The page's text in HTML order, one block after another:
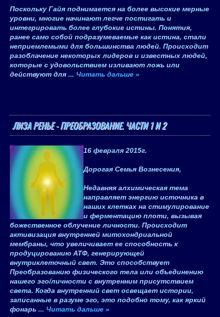
Поскольку Гайя поднимается на более высокие мерные
уровни, многие начинают легче постигать и
интегрировать более глубокие истины. Понятия,
ранее само собой подразумеваемые как истина, стали
неприемлемыми для большинства людей. Происходит
разоблачение некоторых лидеров и известных людей,
которые с удовольствием изливают ложь или
действуют для ... Читать дальше »
ЛИЗА РЕНЬЕ - ПРЕОБРАЗОВАНИЕ. ЧАСТИ 1 И 2
16 февраля 2015г.
Дорогая Семья Вознесения,
Недавняя алхимическая тема
направляет энергию источника в
наших клетках на стимулирование
и ферментацию плоти, вызывая
божественное облучение личности. Происходит
активизация внутренней митохондриальной
мембраны, что увеличивает ее способность к
продуцированию ATФ, генерирующей
внутриклеточный свет. Это способствует
Преобразованию физического тела или объединению
нашего эго/личности с внутренним присутствием
света. Когда внутренний свет освещает истории,
записанные в разуме эго, это подобно тому, как яркий
фонарь ... Читать дальше »